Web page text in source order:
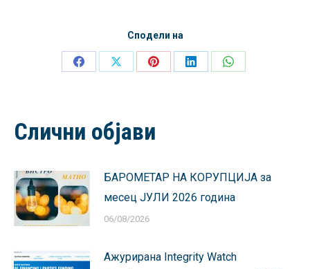
Сподели на
Share
Share
Share
Share
Share
Слични објави
БАРОМЕТАР НА КОРУПЦИЈА за
месец ЈУЛИ 2026 година
06/08/2026
Ажурирана Integrity Watch